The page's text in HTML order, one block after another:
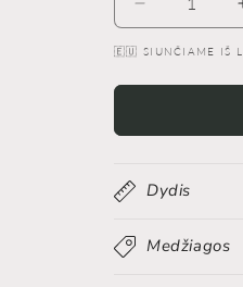
Sumažinti
Automobilio
kvapas
“Ūsai”
🇪🇺 SIUNČIAME IŠ
Dydis
Medžiagos